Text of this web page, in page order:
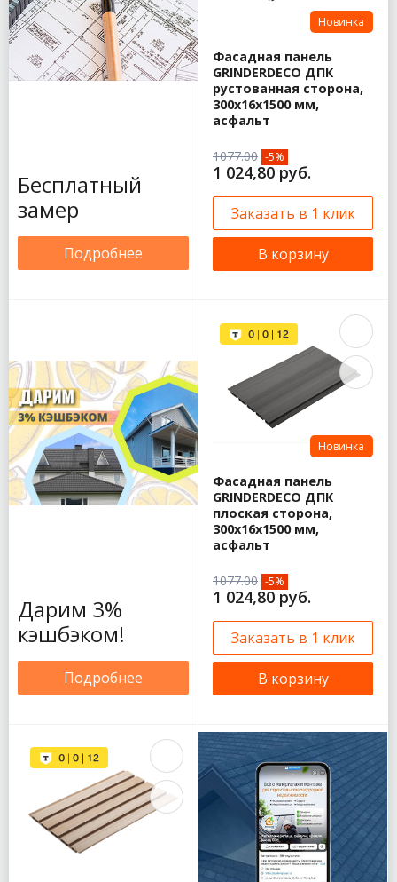
Бесплатный
замер
Подробнее
Новинка
Фасадная панель
GRINDERDECO ДПК
рустованная сторона,
300х16х1500 мм,
асфальт
1077.00 -5%
1 024,80 руб.
Заказать в 1 клик
В корзину
Дарим 3%
кэшбэком!
Подробнее
Новинка
Фасадная панель
GRINDERDECO ДПК
плоская сторона,
300х16х1500 мм,
асфальт
1077.00 -5%
1 024,80 руб.
Заказать в 1 клик
В корзину